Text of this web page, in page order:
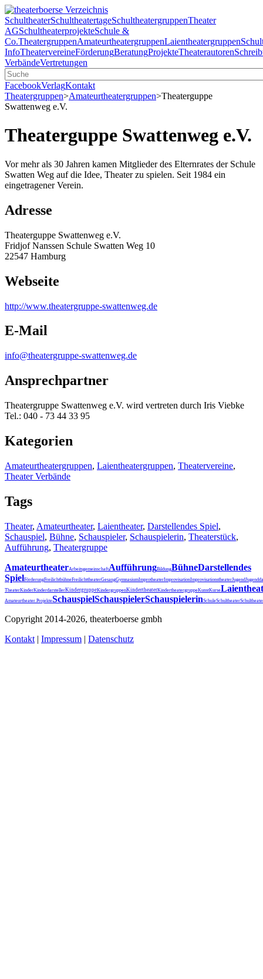
SchultheaterSchultheatertageSchultheatergruppenTheater
AGSchultheaterprojekteSchule &
Co.TheatergruppenAmateurtheatergruppenLaientheatergruppen
InfoTheatervereineFörderungBeratungProjekteTheaterautoren
VerbändeVertretungen
FacebookVerlagKontakt
Theatergruppen>Amateurtheatergruppen>Theaterguppe
Swattenweg e.V.
Theaterguppe Swattenweg e.V.
Vor mehr als 30 Jahren kamen Mitglieder des Elternrates der Schule
Swatten Weg auf die Idee, Theater zu spielen. Seit 1984 ein
eingetragener Verein.
Adresse
Theaterguppe Swattenweg e.V.
Fridjof Nanssen Schule Swatten Weg 10
22547 Hamburg
Webseite
http://www.theatergruppe-swattenweg.de
E-Mail
info@theatergruppe-swattenweg.de
Ansprechpartner
Theatergruppe Swattenweg e.V. wird vertreten durch Iris Viebke
Tel.: 040 - 73 44 33 95
Kategorien
Amateurtheatergruppen, Laientheatergruppen, Theatervereine,
Theater Verbände
Tags
Theater, Amateurtheater, Laientheater, Darstellendes Spiel,
Schauspiel, Bühne, Schauspieler, Schauspielerin, Theaterstück,
Aufführung, Theatergruppe
AmateurtheaterArbeitsgemeinschaftAufführungBildungBühneDarstellendes
SpielFörderungFreilichtbühneFreilichttheaterGesangGymnasiumImprotheaterImprovisationImprovisationstheaterJugend
TheaterKinderKinderdarstellerKindergruppeKindergruppenKindertheaterKindertheatergruppeKunstKurse
Amateurtheater. ProjekteSchauspielSchauspielerSchauspielerinSchuleSchultheater
Copyright 2014-2026, theaterboerse gmbh
Kontakt | Impressum | Datenschutz